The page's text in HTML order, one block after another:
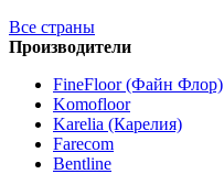
Все страны
Производители
FineFloor (Файн Флор)
Komofloor
Karelia (Карелия)
Farecom
Bentline